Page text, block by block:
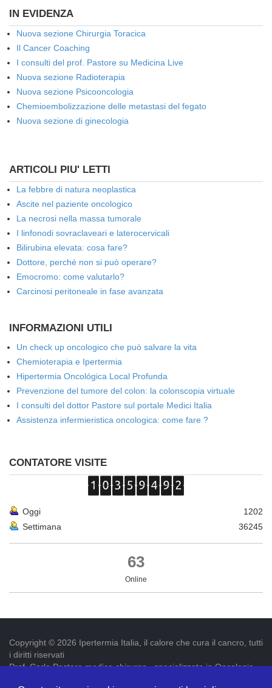
IN EVIDENZA
Nuova sezione Chirurgia Toracica
Il Cancer Coaching
I consulti del prof. Pastore su Medicina Live
Nuova sezione Radioterapia
Nuova sezione Psicooncologia
Chemioembolizzazione delle metastasi del fegato
Nuova sezione di ginecologia
ARTICOLI PIU' LETTI
La febbre di natura neoplastica
Ascite nel paziente oncologico
La necrosi nella massa tumorale
I linfonodi sovraclaveari e laterocervicali
Bilirubina elevata: cosa fare?
Dottore, perché non si può operare?
Emocromo: come valutarlo?
Carcinosi peritoneale in fase avanzata
INFORMAZIONI UTILI
Un check up oncologico che può salvare la vita
Chemioterapia e Ipertermia
Hipertermia Oncológica Local Profunda
Prevenzione del tumore del colon: la colonscopia virtuale
I consulti del dottor Pastore sul portale Medici Italia
Assistenza infermieristica oncologica: come fare ?
CONTATORE VISITE
Oggi
1202
Settimana
36245
63
Online
Copyright © 2026 Ipertermia Italia, il calore che cura il cancro, tutti
i diritti riservati
Prof. Carlo Pastore medico chirurgo , specializzato in Oncologia.